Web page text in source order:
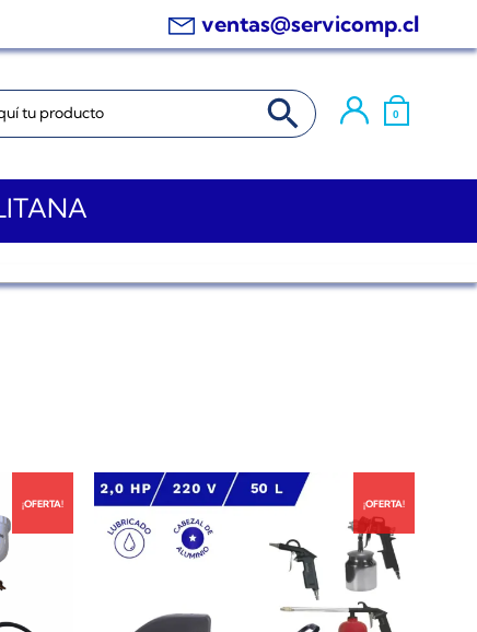
ventas@servicomp.cl
BOTÓN DE BÚSQUEDA
0
¡OFERTA! ¡OFERTA!